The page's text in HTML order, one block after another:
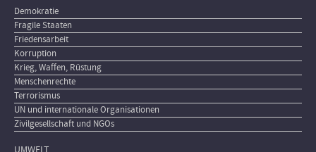
Demokratie
Fragile Staaten
Friedensarbeit
Korruption
Krieg, Waffen, Rüstung
Menschenrechte
Terrorismus
UN und internationale Organisationen
Zivilgesellschaft und NGOs